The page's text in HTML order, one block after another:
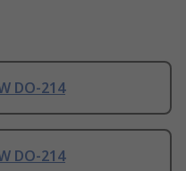
DO-214
DO-214